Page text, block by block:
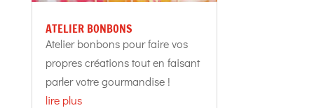
ATELIER BONBONS
Atelier bonbons pour faire vos
propres créations tout en faisant
parler votre gourmandise !
lire plus